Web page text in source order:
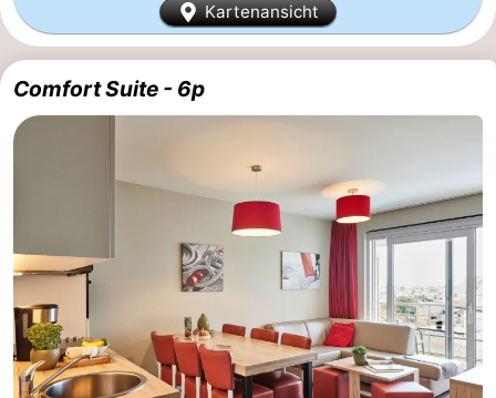
Suites
Zeebrugge
Seaside
Blankenberge
Ferienhäuser
-
Beachside
Hotels
Frühstück)
Strand
Sehen
&
-
Kartenansicht
Comfort Suite - 6p